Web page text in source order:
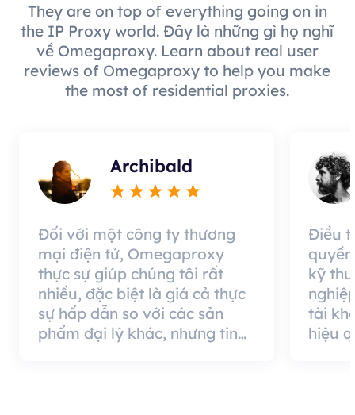
They are on top of everything going on in
the IP Proxy world. Đây là những gì họ nghĩ
về Omegaproxy. Learn about real user
reviews of Omegaproxy to help you make
the most of residential proxies.
Archibald
Đối với một công ty thương
mại điện tử, Omegaproxy
thực sự giúp chúng tôi rất
nhiều, đặc biệt là giá cả thực
sự hấp dẫn so với các sản
phẩm đại lý khác, nhưng tin
Điều
kỹ
tài
hiệu